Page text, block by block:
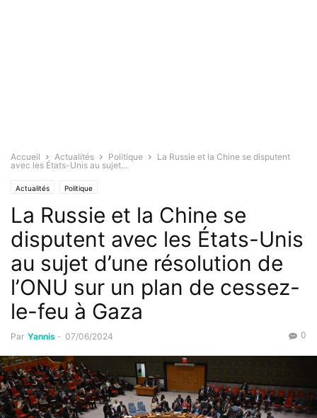
Accueil Actualités Politique
La Russie et la Chine se disputent
avec les États-Unis au sujet...
Actualités Politique
La Russie et la Chine se
disputent avec les États-Unis
au sujet d’une résolution de
l’ONU sur un plan de cessez-
le-feu à Gaza
Par Yannis - 07/06/2024 0